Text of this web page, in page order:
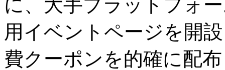
に、大手プラットフォ
用イベントページを開
費クーポンを的確に配